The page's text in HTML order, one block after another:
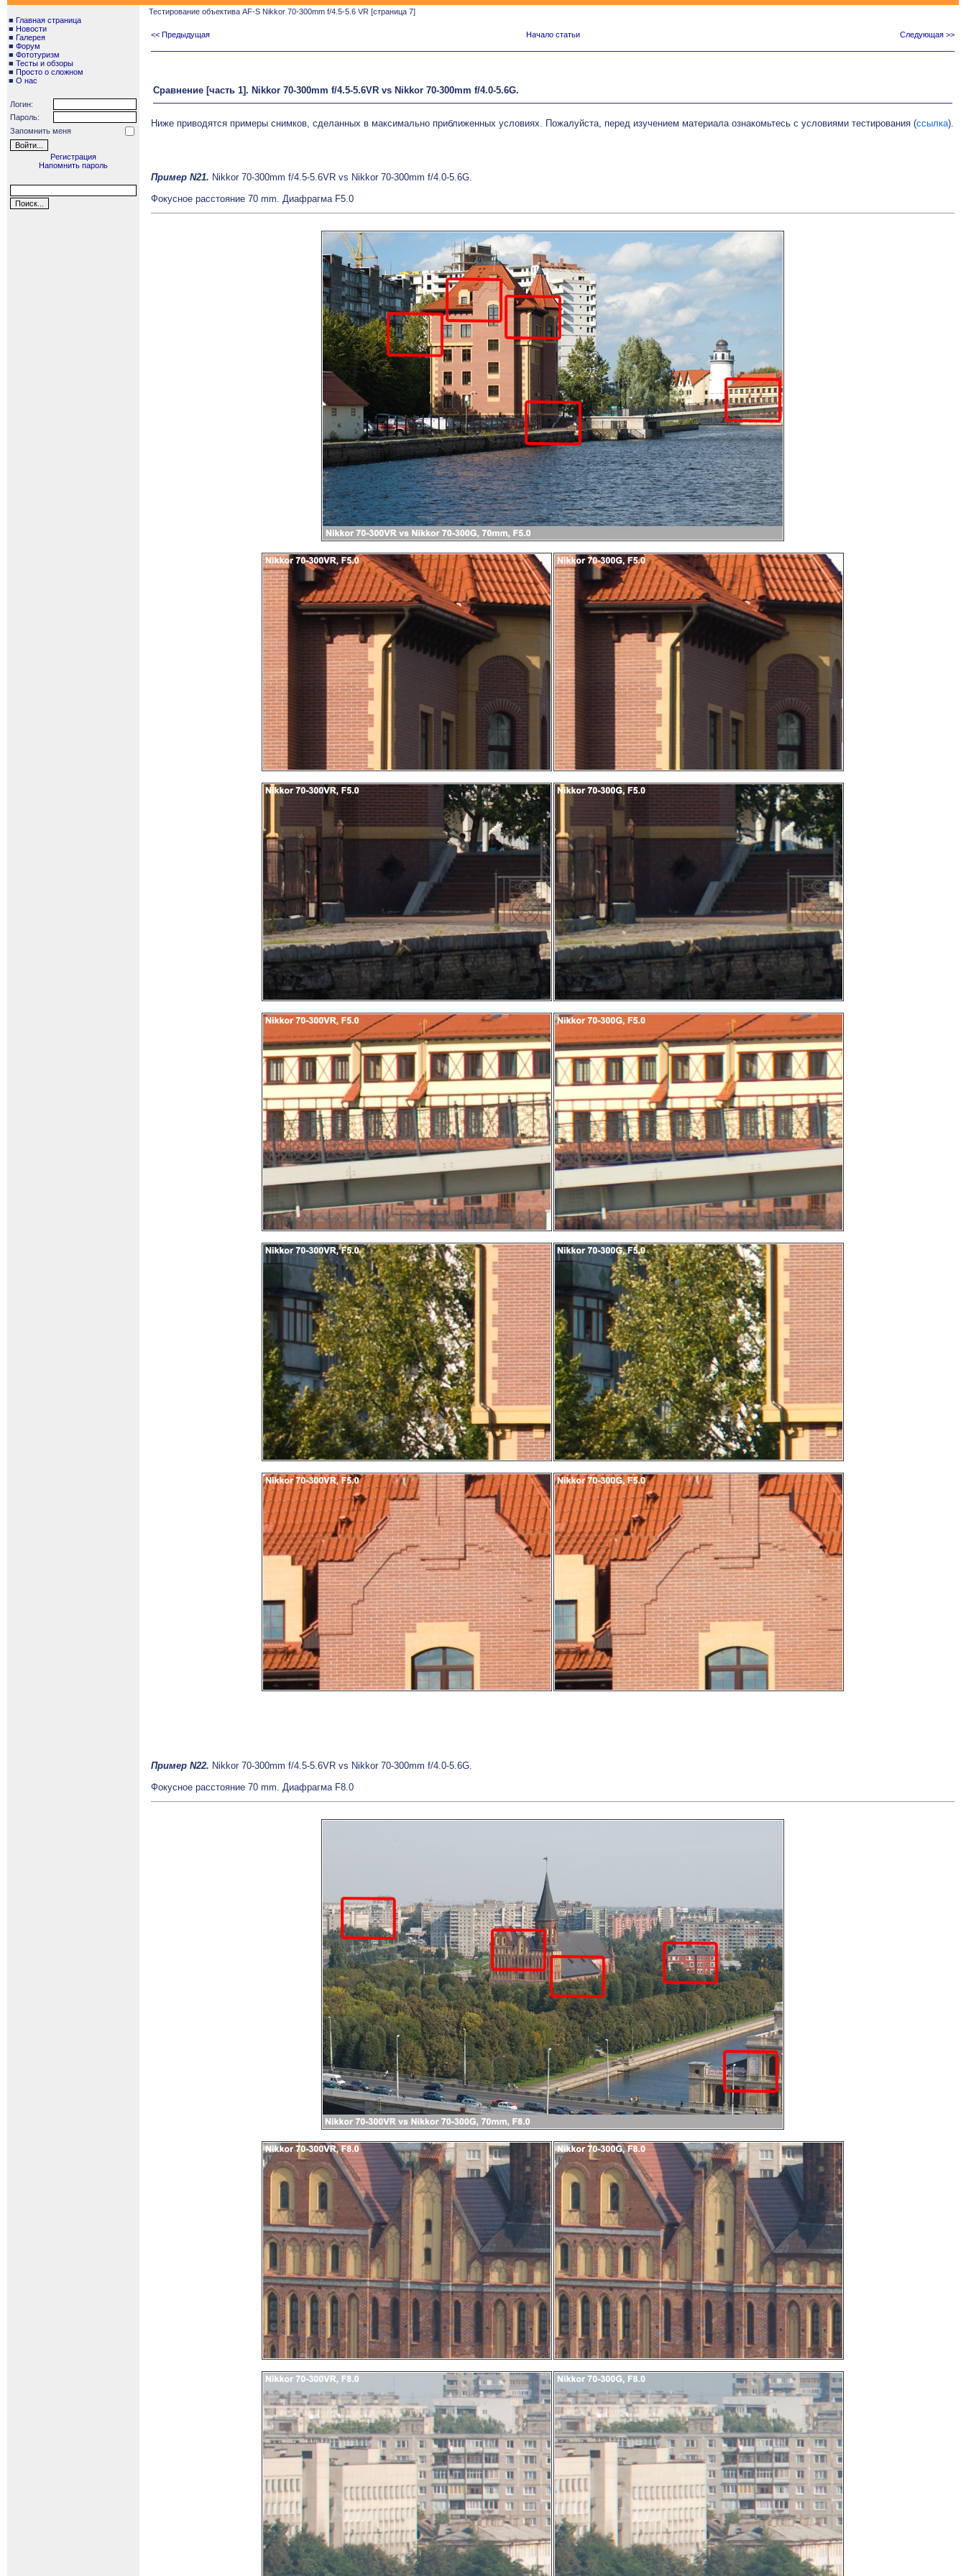
■ Главная страница
■ Новости
■ Галерея
■ Форум
■ Фототуризм
■ Тесты и обзоры
■ Просто о сложном
■ О нас
Логин:
Пароль:
Запомнить меня
Регистрация
Напомнить пароль
Тестирование объектива AF-S Nikkor 70-300mm f/4.5-5.6 VR [страница 7]
<< Предыдущая Начало статьи Следующая >>
Сравнение [часть 1]. Nikkor 70-300mm f/4.5-5.6VR vs Nikkor 70-300mm f/4.0-5.6G.
Ниже приводятся примеры снимков, сделанных в максимально приближенных условиях. Пожалуйста, перед изучением материала ознакомьтесь с условиями тестирования (ссылка).
Пример N21. Nikkor 70-300mm f/4.5-5.6VR vs Nikkor 70-300mm f/4.0-5.6G.
Фокусное расстояние 70 mm. Диафрагма F5.0
Пример N22. Nikkor 70-300mm f/4.5-5.6VR vs Nikkor 70-300mm f/4.0-5.6G.
Фокусное расстояние 70 mm. Диафрагма F8.0